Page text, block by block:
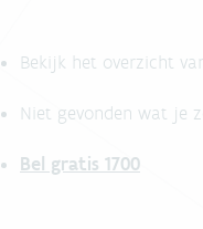
Bekijk het overzicht
Niet gevonden wat je
Bel gratis 1700